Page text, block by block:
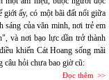
giới ấy, có một bãi đất nổi giữa
sáng của văn minh, nơi trẻ em
và nơi bạo lực dần trở thành
khiến Cát Hoang sống mãi
câu hỏi chưa bao giờ cũ:
Đọc thêm